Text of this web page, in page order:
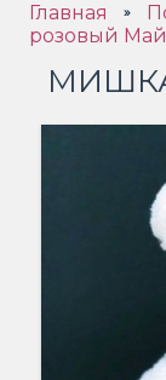
Главная »
розовый